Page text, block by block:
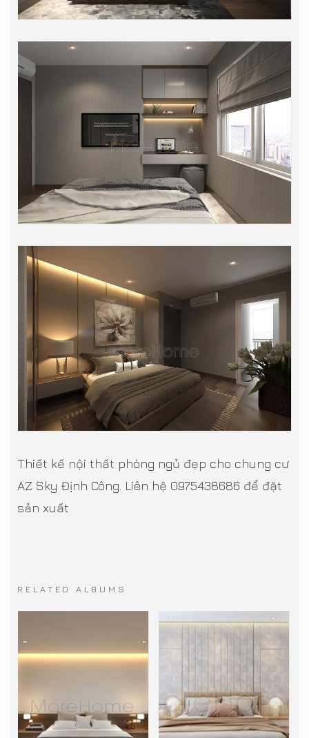
Thiết kế nội thất phòng ngủ đẹp cho chung cư
AZ Sky Định Công. Liên hệ 0975438686 để đặt
sản xuất
RELATED ALBUMS